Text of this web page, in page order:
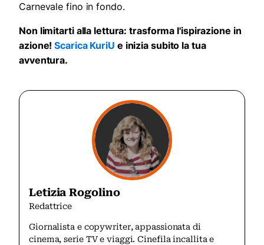
Carnevale fino in fondo.
Non limitarti alla lettura: trasforma l'ispirazione in
azione!Scarica KuriU e inizia subito la tua
avventura.
Letizia Rogolino
Redattrice
Giornalista e copywriter, appassionata di
cinema, serie TV e viaggi. Cinefila incallita e